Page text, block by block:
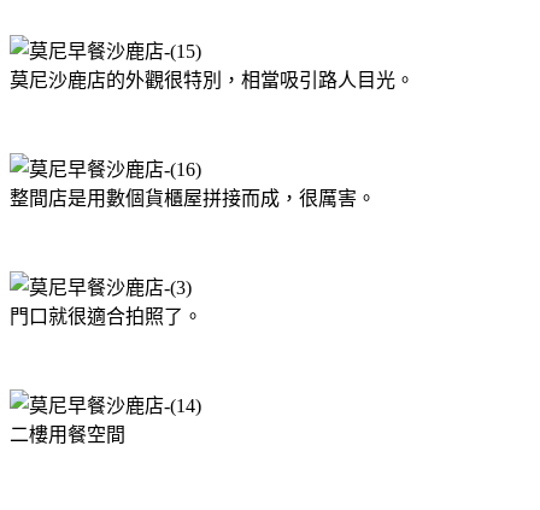
莫尼沙鹿店的外觀很特別，相當吸引路人目光。
整間店是用數個貨櫃屋拼接而成，很厲害。
門口就很適合拍照了。
二樓用餐空間